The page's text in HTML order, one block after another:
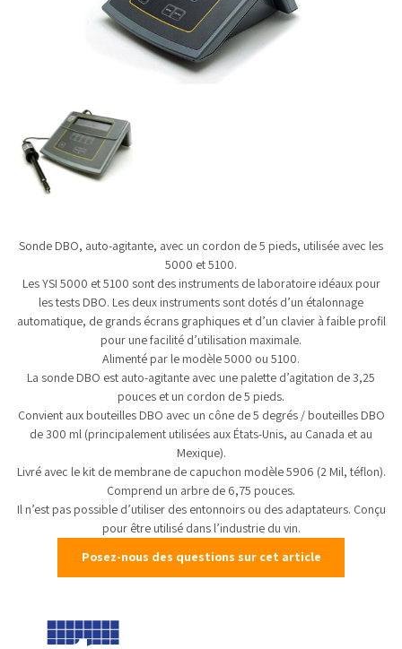
Sonde DBO, auto-agitante, avec un cordon de 5 pieds, utilisée avec les
5000 et 5100.
Les YSI 5000 et 5100 sont des instruments de laboratoire idéaux pour
les tests DBO. Les deux instruments sont dotés d’un étalonnage
automatique, de grands écrans graphiques et d’un clavier à faible profil
pour une facilité d’utilisation maximale.
Alimenté par le modèle 5000 ou 5100.
La sonde DBO est auto-agitante avec une palette d’agitation de 3,25
pouces et un cordon de 5 pieds.
Convient aux bouteilles DBO avec un cône de 5 degrés / bouteilles DBO
de 300 ml (principalement utilisées aux États-Unis, au Canada et au
Mexique).
Livré avec le kit de membrane de capuchon modèle 5906 (2 Mil, téflon).
Comprend un arbre de 6,75 pouces.
Il n’est pas possible d’utiliser des entonnoirs ou des adaptateurs. Conçu
pour être utilisé dans l’industrie du vin.
Posez-nous des questions sur cet article